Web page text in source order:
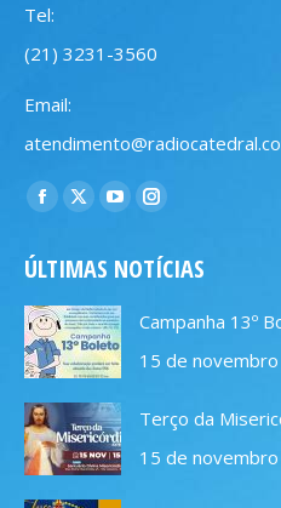
Tel:
(21) 3231-3560
Email:
Encontre-nos em:
Facebook
opens
in
new
window
X
opens
in
new
window
YouTube
opens
in
new
window
Instagram
opens
new
window
ÚLTIMAS NOTÍCIAS
Campanha 13º
15 de
Terço da
15 de